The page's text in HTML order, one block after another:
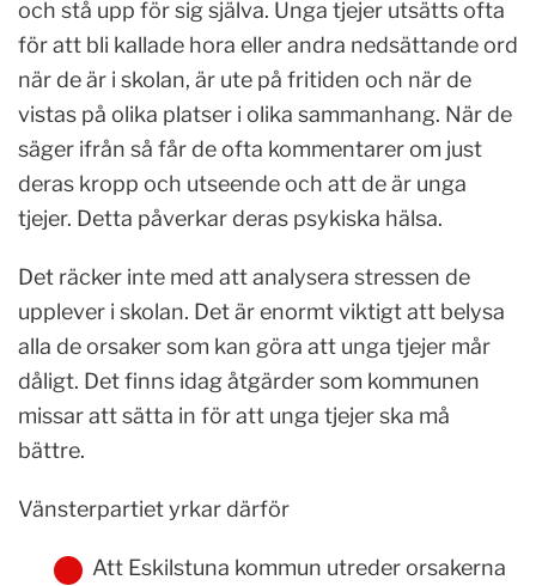
och stå upp för sig själva. Unga tjejer utsätts ofta
för att bli kallade hora eller andra nedsättande ord
när de är i skolan, är ute på fritiden och när de
vistas på olika platser i olika sammanhang. När de
säger ifrån så får de ofta kommentarer om just
deras kropp och utseende och att de är unga
tjejer. Detta påverkar deras psykiska hälsa.
Det räcker inte med att analysera stressen de
upplever i skolan. Det är enormt viktigt att belysa
alla de orsaker som kan göra att unga tjejer mår
dåligt. Det finns idag åtgärder som kommunen
missar att sätta in för att unga tjejer ska må
bättre.
Vänsterpartiet yrkar därför
Att Eskilstuna kommun utreder orsakerna